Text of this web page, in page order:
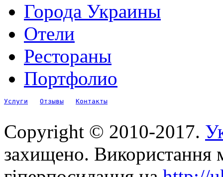
Города Украины
Отели
Рестораны
Портфолио
Услуги Отзывы Контакты
Copyright © 2010-2017.
захищено. Використання